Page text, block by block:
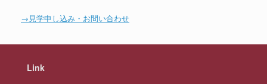
→見学申し込み・お問い合わせ
Link